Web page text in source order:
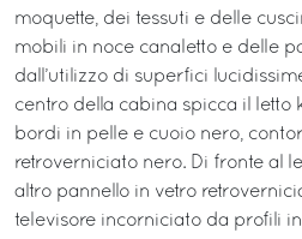
moquette, dei tessuti e delle
mobili in noce canaletto e delle
dall’utilizzo di superfici
centro della cabina spicca il letto
bordi in pelle e cuoio nero,
retroverniciato nero. Di fronte al
altro pannello in vetro
televisore incorniciato da profili